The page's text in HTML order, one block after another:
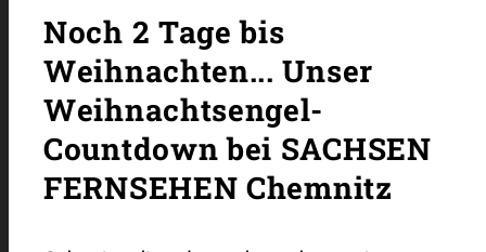
Noch 2 Tage bis
Weihnachten... Unser
Weihnachtsengel-
Countdown bei SACHSEN
FERNSEHEN Chemnitz